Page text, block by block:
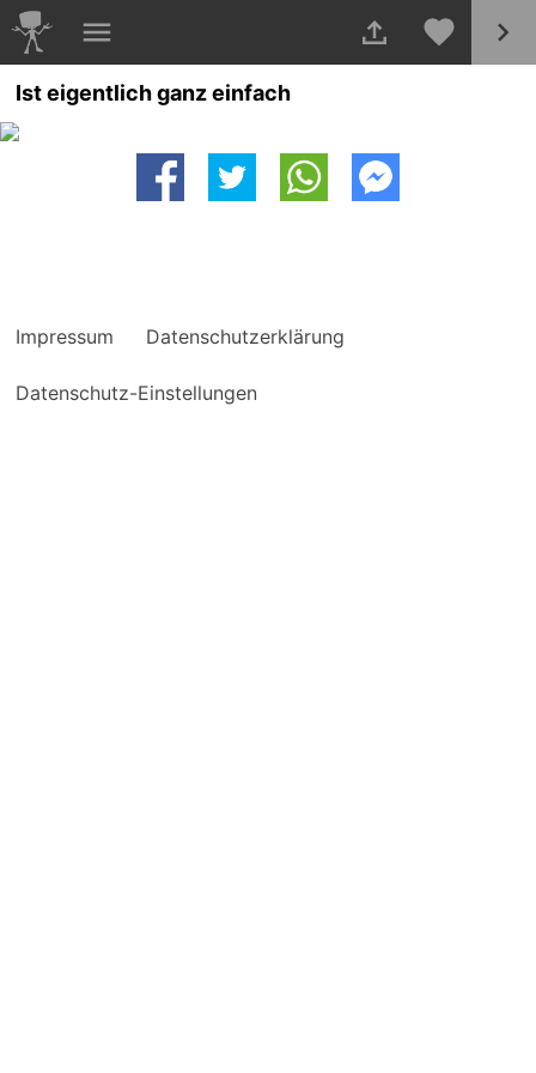
Ist eigentlich ganz einfach
Impressum Datenschutzerklärung
Datenschutz-Einstellungen